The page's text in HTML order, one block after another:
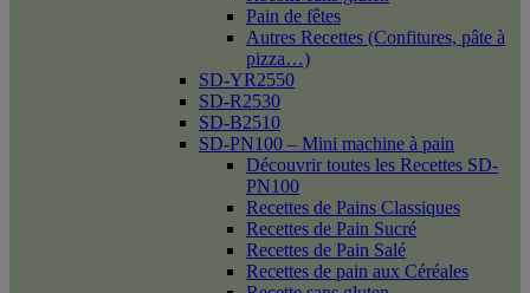
Pain de fêtes
Autres Recettes (Confitures, pâte à
pizza…)
SD-YR2550
SD-R2530
SD-B2510
SD-PN100 – Mini machine à pain
Découvrir toutes les Recettes SD-
PN100
Recettes de Pains Classiques
Recettes de Pain Sucré
Recettes de Pain Salé
Recettes de pain aux Céréales